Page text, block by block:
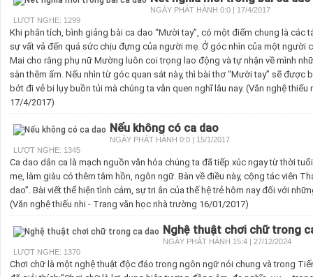
NGÀY PHÁT HÀNH 0:0 | 17/4/2017
LƯỢT NGHE: 1299
Khi phân tích, bình giảng bài ca dao “Mười tay”, có một điểm chung là các
sự vất vả đến quá sức chịu đựng của người mẹ. Ở góc nhìn của một người
Mai cho rằng phụ nữ Mường luôn coi trọng lao động và tự nhận về mình
sàn thêm ấm. Nếu nhìn từ góc quan sát này, thì bài thơ “Mười tay” sẽ được
bớt đi vẻ bi lụy buồn tủi mà chúng ta vẫn quen nghĩ lâu nay. (Văn nghệ
17/4/2017)
Nếu không có ca dao
NGÀY PHÁT HÀNH 0:0 | 15/1/2017
LƯỢT NGHE: 1345
Ca dao dân ca là mạch nguồn văn hóa chúng ta đã tiếp xúc ngay từ thời
mẹ, làm giàu có thêm tâm hồn, ngôn ngữ. Bàn về điều này, cộng tác viên
dao”. Bài viết thể hiện tình cảm, sự tri ân của thế hệ trẻ hôm nay đối với
(Văn nghệ thiếu nhi - Trang văn học nhà trường 16/01/2017)
Nghệ thuật chơi chữ trong
NGÀY PHÁT HÀNH 15:4 | 27/12/2024
LƯỢT NGHE: 1370
Chơi chữ là một nghệ thuật độc đáo trong ngôn ngữ nói chung và trong